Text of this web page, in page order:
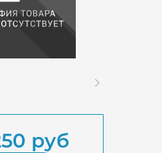
руб